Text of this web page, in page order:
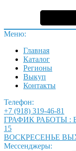
Меню:
Главная
Каталог
Регионы
Выкуп
Контакты
Телефон:
+7 (918) 319-46-81
ГРАФИК РАБОТЫ :
15
ВОСКРЕСЕНЬЕ
Мессенджеры: